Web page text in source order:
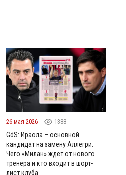
26 мая 2026 1388
GdS: Ираола – основной
кандидат на замену Аллегри.
Чего «Милан» ждет от нового
тренера и кто входит в шорт-
лист клуба